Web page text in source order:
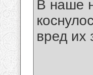
В наше
вред их